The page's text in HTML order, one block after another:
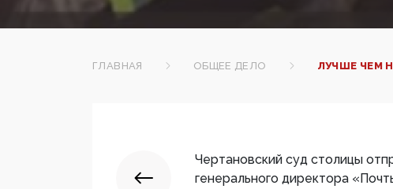
ГЛАВНАЯ ОБЩЕЕ ДЕЛО ЛУЧШЕ ЧЕМ
Чертановский суд столицы
генерального директора